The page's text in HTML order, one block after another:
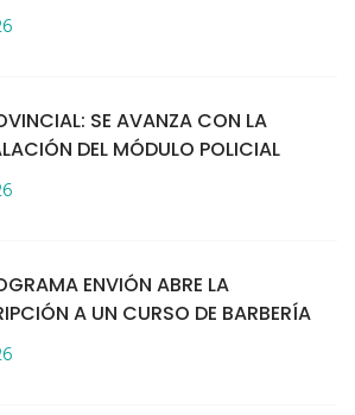
SE AVANZA CON LA
DEL MÓDULO POLICIAL
ENVIÓN ABRE LA
A UN CURSO DE BARBERÍA